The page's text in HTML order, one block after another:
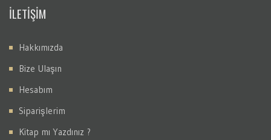
İLETİŞİM
Hakkımızda
Bize Ulaşın
Hesabım
Siparişlerim
Kitap mı Yazdınız ?